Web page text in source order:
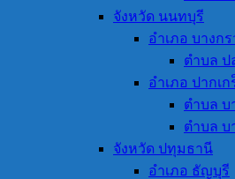
จังหวัด นนทบุรี
อำเภอ บางกร
ตำบล ป
อำเภอ ปากเก
ตำบล บ
ตำบล บ
จังหวัด ปทุมธานี
อำเภอ ธัญบุรี